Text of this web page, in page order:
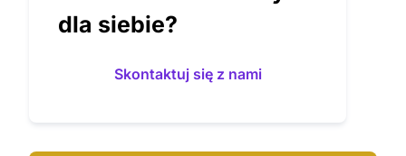
dla siebie?
Skontaktuj się z nami